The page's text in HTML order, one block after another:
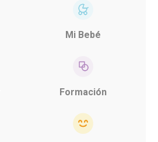
Mi Bebé
Formación